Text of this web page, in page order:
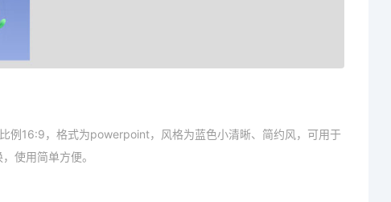
例16:9，格式为powerpoint，风格为蓝色小清晰、简约风，可用于
使用简单方便。